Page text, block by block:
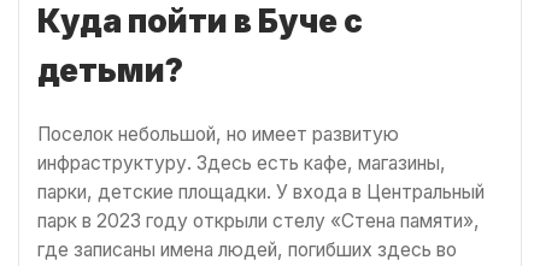
Куда пойти в Буче с
детьми?
Поселок небольшой, но имеет развитую
инфраструктуру. Здесь есть кафе, магазины,
парки, детские площадки. У входа в Центральный
парк в 2023 году открыли стелу «Стена памяти»,
где записаны имена людей, погибших здесь во